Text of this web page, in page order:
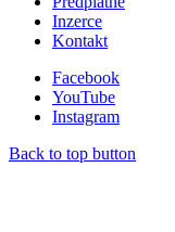
Inzerce
Kontakt
Facebook
YouTube
Instagram
Back to top button